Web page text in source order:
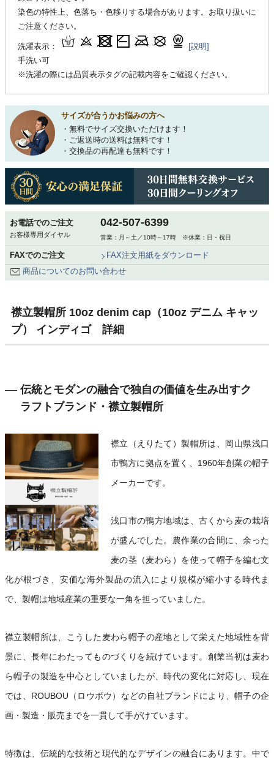
染色の特性上、色落ち・色移りする場合があります。お取り扱いに
ご注意ください。
洗濯表示：
[説明]
手洗い可
※洗濯の際には品質表示タグの記載内容をご確認ください。
サイズが合うかお悩みの方へ
・無料でサイズ交換いただけます！
・ご返送時の送料は無料です！
・交換品の再配達も無料です！
お電話でのご注文
お客様専用ダイヤル
042-507-6399
営業：月～土／10時～17時 ※休業：日・祝日
FAXでのご注文
FAX注文用紙をダウンロード
商品についてのお問い合わせ
襟立製帽所 10oz denim cap（10oz デニム キャッ
プ） インディゴ 詳細
伝統とモダンの融合で独自の価値を生み出すク
ラフトブランド・襟立製帽所
襟立（えりたて）製帽所は、岡山県浅口
市鴨方に拠点を置く、1960年創業の帽子
メーカーです。
浅口市の鴨方地域は、古くから麦の栽培
が盛んでした。農作業の合間に、余った
麦の茎（麦わら）を使って帽子を編む文
化が根づき、安価な海外製品の流入により規模が縮小する時代ま
で、製帽は地域産業の重要な一角を担っていました。
襟立製帽所は、こうした麦わら帽子の産地として栄えた地域性を背
景に、長年にわたってものづくりを続けています。創業当初は麦わ
ら帽子の製造を中心としていましたが、時代の変化に対応し、現在
では、ROUBOU（ロウボウ）などの自社ブランドにより、帽子の企
画・製造・販売までを一貫して手がけています。
特徴は、伝統的な技術と現代的なデザインの融合にあります。中で